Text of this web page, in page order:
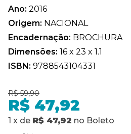
Ano: 2016
Origem: NACIONAL
Encadernação: BROCHURA
Dimensões: 16 x 23 x 1.1
ISBN: 9788543104331
R$ 59,90
R$ 47,92
1 x de R$ 47,92 no Boleto